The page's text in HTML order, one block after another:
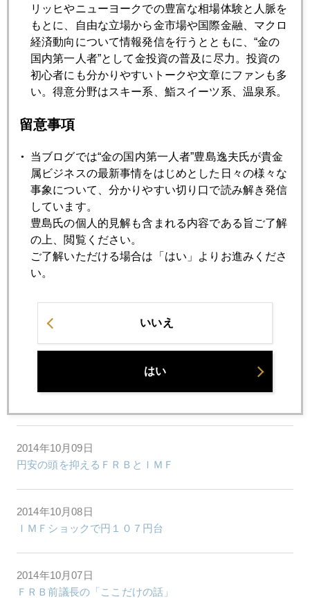
「ネギ贈答」に戸惑う米投資家たち
2014年10月20日
日米欧中同時緩和浮上の中期円高リスクに要注意
リスク回避からリスク調整へ
2014年10月16日
「４Ｅショック」に揺れる市場
2014年10月15日
コモディティーレポート 原油８０ドル接近、下値の目途
は？
2014年10月14日
2014年10月09日
円安の頭を抑えるＦＲＢとＩＭＦ
2014年10月08日
ＩＭＦショックで円１０７円台
2014年10月07日
ＦＲＢ前議長の「ここだけの話」
リッヒやニューヨークでの豊富な相場体験と人脈を
もとに、自由な立場から金市場や国際金融、マクロ
経済動向について情報発信を行うとともに、“金の
国内第一人者”として金投資の普及に尽力。投資の
初心者にも分かりやすいトークや文章にファンも多
い。得意分野はスキー系、鮨スイーツ系、温泉系。
留意事項
当ブログでは“金の国内第一人者”豊島逸夫氏が貴金
属ビジネスの最新事情をはじめとした日々の様々な
事象について、分かりやすい切り口で読み解き発信
しています。
豊島氏の個人的見解も含まれる内容である旨ご了解
の上、閲覧ください。
ご了解いただける場合は「はい」よりお進みくださ
い。
いいえ
はい